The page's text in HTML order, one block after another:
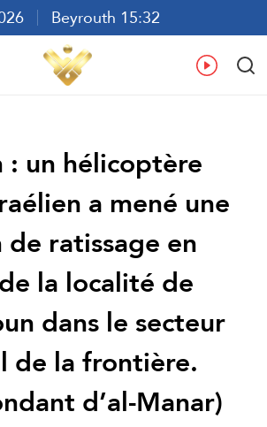
Beyrouth 15:32
ع
: un hélicoptère
a mené une
ratissage en
la localité de
dans le secteur
de la frontière.
d’al-Manar)